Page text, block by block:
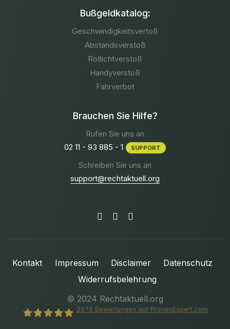
Bußgeldkatalog:
Geschwindigkeitsvertoß
Abstandsverstoß
Rotlichtverstoß
Handyverstoß
Fahrverbot
Brauchen Sie Hilfe?
Rufen Sie uns an
02 11 - 93 885 - 1
SUPPORT
Schreiben Sie uns an
support@rechtaktuell.org
Kontakt Impressum Disclaimer
Datenschutz
Widerrufsbelehrung
© 2024 Rechtaktuell.org
2978 Bewertungen auf ProvenExpert.com